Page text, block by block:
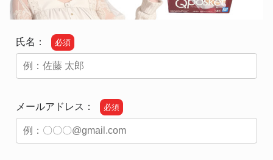
氏名： 必須
メールアドレス： 必須